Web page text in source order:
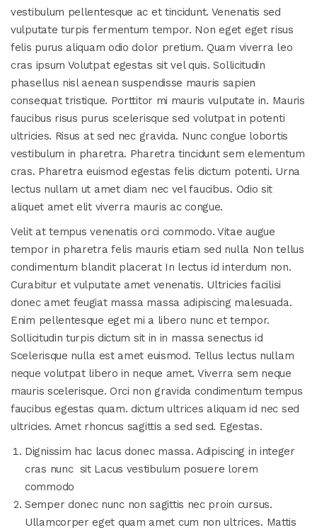
vestibulum pellentesque ac et tincidunt. Venenatis sed
vulputate turpis fermentum tempor. Non eget eget risus
felis purus aliquam odio dolor pretium. Quam viverra leo
cras ipsum Volutpat egestas sit vel quis. Sollicitudin
phasellus nisl aenean suspendisse mauris sapien
consequat tristique. Porttitor mi mauris vulputate in. Mauris
faucibus risus purus scelerisque sed volutpat in potenti
ultricies. Risus at sed nec gravida. Nunc congue lobortis
vestibulum in pharetra. Pharetra tincidunt sem elementum
cras. Pharetra euismod egestas felis dictum potenti. Urna
lectus nullam ut amet diam nec vel faucibus. Odio sit
aliquet amet elit viverra mauris ac congue.
Velit at tempus venenatis orci commodo. Vitae augue
tempor in pharetra felis mauris etiam sed nulla Non tellus
condimentum blandit placerat In lectus id interdum non.
Curabitur et vulputate amet venenatis. Ultricies facilisi
donec amet feugiat massa massa adipiscing malesuada.
Enim pellentesque eget mi a libero nunc et tempor.
Sollicitudin turpis dictum sit in in massa senectus id
Scelerisque nulla est amet euismod. Tellus lectus nullam
neque volutpat libero in neque amet. Viverra sem neque
mauris scelerisque. Orci non gravida condimentum tempus
faucibus egestas quam. dictum ultrices aliquam id nec sed
ultricies. Amet rhoncus sagittis a sed sed. Egestas.
Dignissim hac lacus donec massa. Adipiscing in integer
cras nunc sit Lacus vestibulum posuere lorem
commodo
Semper donec nunc non sagittis nec proin cursus.
Ullamcorper eget quam amet cum non ultrices. Mattis